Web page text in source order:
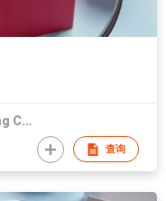
Sitami Film Decoration Engineering Co Ltd
查询